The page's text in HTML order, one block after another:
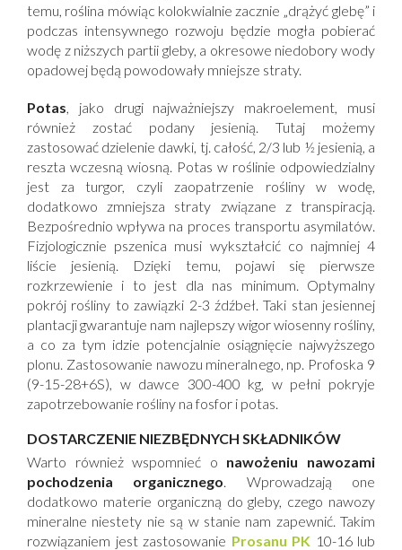
temu, roślina mówiąc kolokwialnie zacznie „drążyć glebę” i
podczas intensywnego rozwoju będzie mogła pobierać
wodę z niższych partii gleby, a okresowe niedobory wody
opadowej będą powodowały mniejsze straty.
Potas, jako drugi najważniejszy makroelement, musi
również zostać podany jesienią. Tutaj możemy
zastosować dzielenie dawki, tj. całość, 2/3 lub ½ jesienią, a
reszta wczesną wiosną. Potas w roślinie odpowiedzialny
jest za turgor, czyli zaopatrzenie rośliny w wodę,
dodatkowo zmniejsza straty związane z transpiracją.
Bezpośrednio wpływa na proces transportu asymilatów.
Fizjologicznie pszenica musi wykształcić co najmniej 4
liście jesienią. Dzięki temu, pojawi się pierwsze
rozkrzewienie i to jest dla nas minimum. Optymalny
pokrój rośliny to zawiązki 2-3 źdźbeł. Taki stan jesiennej
plantacji gwarantuje nam najlepszy wigor wiosenny rośliny,
a co za tym idzie potencjalnie osiągnięcie najwyższego
plonu. Zastosowanie nawozu mineralnego, np. Profoska 9
(9-15-28+6S), w dawce 300-400 kg, w pełni pokryje
zapotrzebowanie rośliny na fosfor i potas.
DOSTARCZENIE NIEZBĘDNYCH SKŁADNIKÓW
Warto również wspomnieć o nawożeniu nawozami
pochodzenia organicznego. Wprowadzają one
dodatkowo materie organiczną do gleby, czego nawozy
mineralne niestety nie są w stanie nam zapewnić. Takim
rozwiązaniem jest zastosowanie Prosanu PK 10-16 lub